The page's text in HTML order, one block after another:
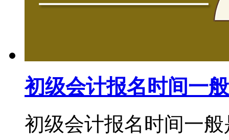
初级会计报名时间一
初级会计报名时间一